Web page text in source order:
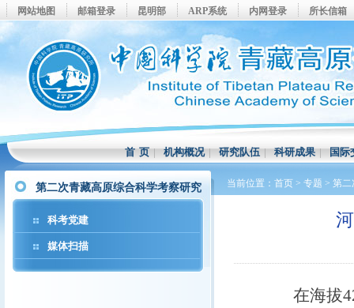
网站地图 邮箱登录 昆明部 ARP系统 内网登录 所长信箱
首 页|机构概况|研究队伍|科研成果|国际
第二次青藏高原综合科学考察研究
科考党建
媒体扫描
当前位置： 首页 > 专题 > 第二
在海拔